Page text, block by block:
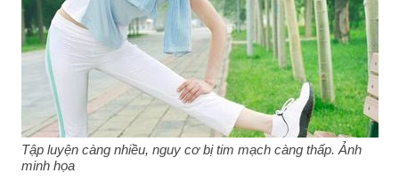
Tập luyện càng nhiều, nguy cơ bị tim mạch càng thấp. Ảnh
minh họa